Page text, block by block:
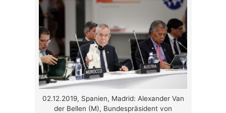
02.12.2019, Spanien, Madrid: Alexander Van
der Bellen (M), Bundespräsident von